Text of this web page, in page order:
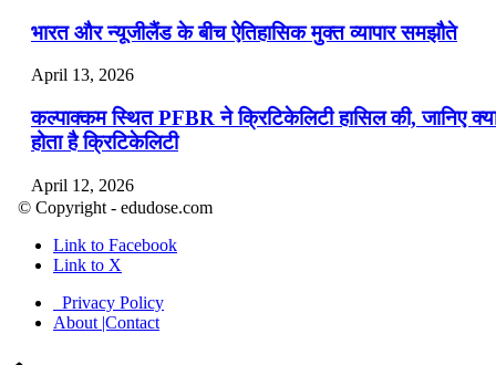
भारत और न्यूजीलैंड के बीच ऐतिहासिक मुक्त व्यापार समझौते
April 13, 2026
कल्पाक्कम स्थित PFBR ने क्रिटिकेलिटी हासिल की, जानिए
होता है क्रिटिकेलिटी
April 12, 2026
April 9, 2026
नासा का आर्टेमिस-2 मिशन: मनुष्य एक बार फिर से चंद्रमा के
पहुंचा
© Copyright - edudose.com
Link to Facebook
Link to X
Privacy Policy
About |Contact